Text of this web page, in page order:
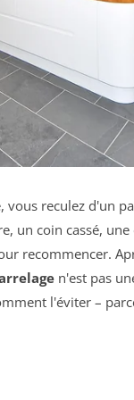
vous reculez d'un
un coin cassé,
recommencer.
n'est pas
l'éviter –